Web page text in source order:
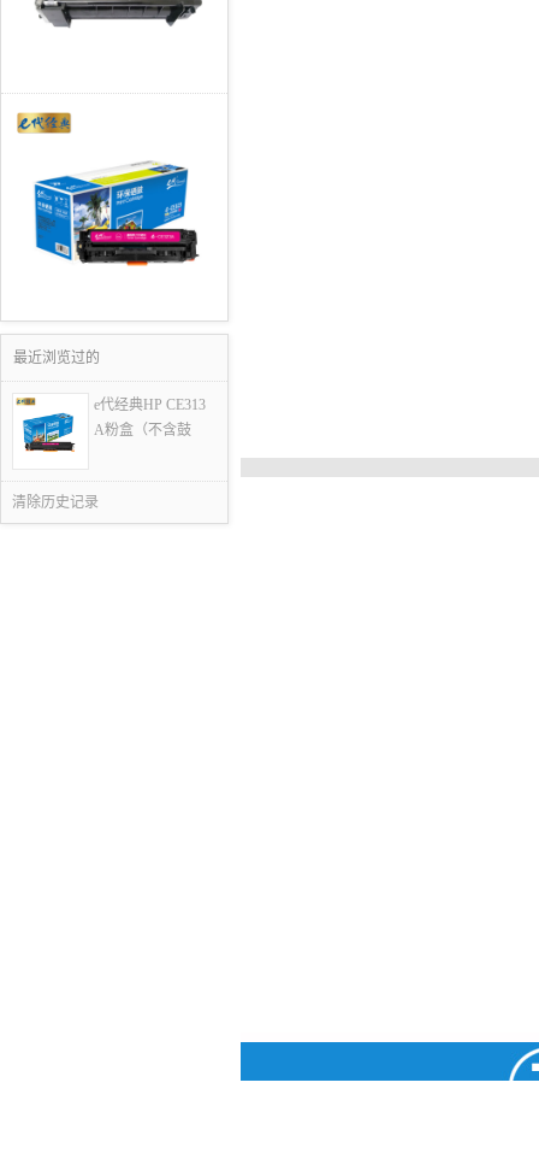
最近浏览过的
e代经典HP CE313
A粉盒（不含鼓
清除历史记录